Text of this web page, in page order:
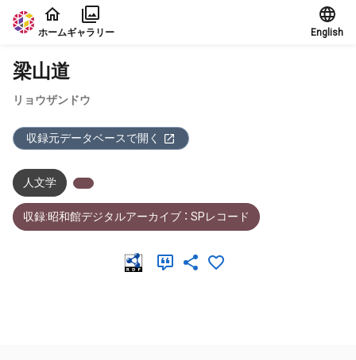
本文に飛ぶ
ホームギャラリー English
梁山道
リョウザンドウ
収録元データベースで開く
人文学
収録:昭和館デジタルアーカイブ ： SPレコード